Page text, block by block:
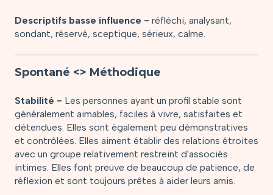
Descriptifs basse influence - réfléchi, analysant,
sondant, réservé, sceptique, sérieux, calme.
Spontané <> Méthodique
Stabilité - Les personnes ayant un profil stable sont
généralement aimables, faciles à vivre, satisfaites et
détendues. Elles sont également peu démonstratives
et contrôlées. Elles aiment établir des relations étroites
avec un groupe relativement restreint d'associés
intimes. Elles font preuve de beaucoup de patience, de
réflexion et sont toujours prêtes à aider leurs amis.